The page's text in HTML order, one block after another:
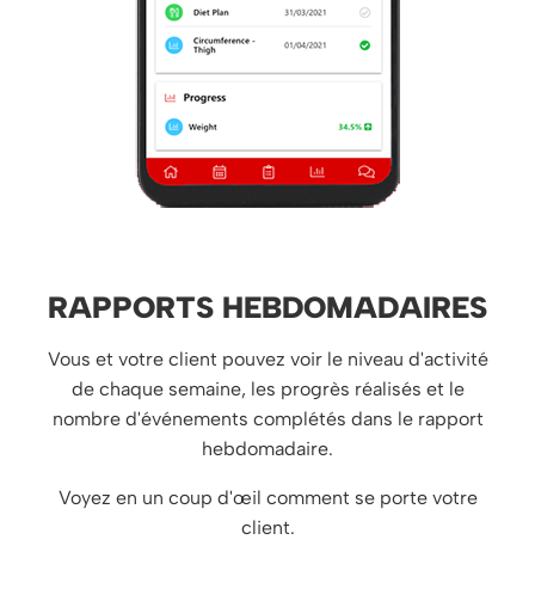
RAPPORTS HEBDOMADAIRES
Vous et votre client pouvez voir le niveau d'activité
de chaque semaine, les progrès réalisés et le
nombre d'événements complétés dans le rapport
hebdomadaire.
Voyez en un coup d'œil comment se porte votre
client.